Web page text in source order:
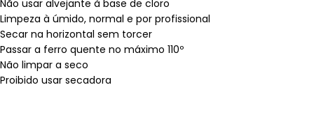
Não usar alvejante à base de cloro
Limpeza à úmido, normal e por profissional
Secar na horizontal sem torcer
Passar a ferro quente no máximo 110º
Não limpar a seco
Proibido usar secadora